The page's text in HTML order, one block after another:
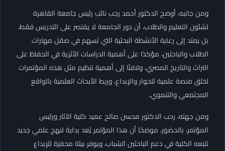
ومن جانبه، أوضح الدكتور أحمد رجب نائب رئيس جامعة القاهرة
لشئون التعليم والطلاب، أن دور الجامعة لا يقتصر على التدريس فقط،
بل يمتد إلى رعاية الأنشطة البحثية التي تسهم في صقل مهارات
الطلاب والباحثين، مؤكدًا على أهمية الدراسات الأثرية في الحفاظ على
التراث والتاريخ المصري، ولافتًا إلى أهمية تنظيم مثل هذه المؤتمرات
لخلق منصة علمية للحوار والإبداع، وربط الأبحاث العلمية بالواقع
المجتمعي والتنموي.
ومن جهته، رحب الدكتور محسن صالح عميد كلية الآثار ورئيس
المؤتمر، بالحضور، موضحًا أن هذا المؤتمر يُعد بداية لنهج علمي جديد
تتبعه الكلية في دعم الباحثين الشباب، ويوفر بيئة محفزة للإبداع